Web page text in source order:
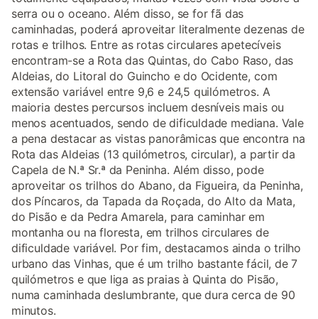
serra ou o oceano. Além disso, se for fã das
caminhadas, poderá aproveitar literalmente dezenas de
rotas e trilhos. Entre as rotas circulares apetecíveis
encontram-se a Rota das Quintas, do Cabo Raso, das
Aldeias, do Litoral do Guincho e do Ocidente, com
extensão variável entre 9,6 e 24,5 quilómetros. A
maioria destes percursos incluem desníveis mais ou
menos acentuados, sendo de dificuldade mediana. Vale
a pena destacar as vistas panorâmicas que encontra na
Rota das Aldeias (13 quilómetros, circular), a partir da
Capela de N.ª Sr.ª da Peninha. Além disso, pode
aproveitar os trilhos do Abano, da Figueira, da Peninha,
dos Píncaros, da Tapada da Roçada, do Alto da Mata,
do Pisão e da Pedra Amarela, para caminhar em
montanha ou na floresta, em trilhos circulares de
dificuldade variável. Por fim, destacamos ainda o trilho
urbano das Vinhas, que é um trilho bastante fácil, de 7
quilómetros e que liga as praias à Quinta do Pisão,
numa caminhada deslumbrante, que dura cerca de 90
minutos.